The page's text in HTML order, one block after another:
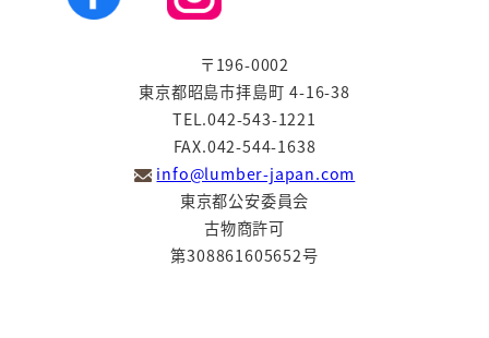
〒196-0002
東京都昭島市拝島町 4-16-38
TEL.042-543-1221
FAX.042-544-1638
info@lumber-japan.com
東京都公安委員会
古物商許可
第308861605652号